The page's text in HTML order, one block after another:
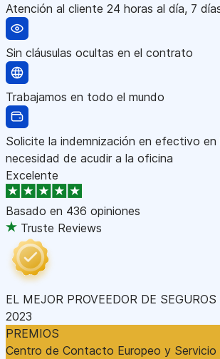
Atención al cliente 24 horas al día, 7
Sin cláusulas ocultas en el contrato
Trabajamos en todo el mundo
Solicite la indemnización en efectivo en
necesidad de acudir a la oficina
Excelente
Basado en 436 opiniones
Truste Reviews
EL MEJOR PROVEEDOR DE
2023
PREMIOS
Centro de Contacto Europeo y Servicio